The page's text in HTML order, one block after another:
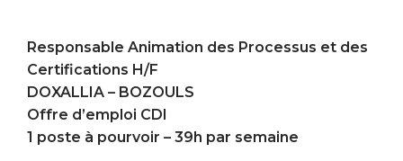
Responsable Animation des Processus et des
Certifications H/F
DOXALLIA – BOZOULS
Offre d’emploi CDI
1 poste à pourvoir – 39h par semaine